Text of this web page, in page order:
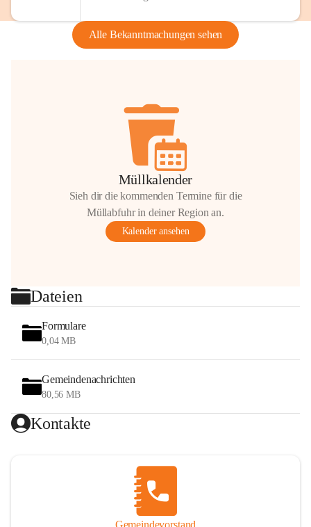
Alle Bekanntmachungen sehen
Müllkalender
Sieh dir die kommenden Termine für die
Müllabfuhr in deiner Region an.
Kalender ansehen
Dateien
Formulare
0,04 MB
Gemeindenachrichten
80,56 MB
Kontakte
Gemeindevorstand